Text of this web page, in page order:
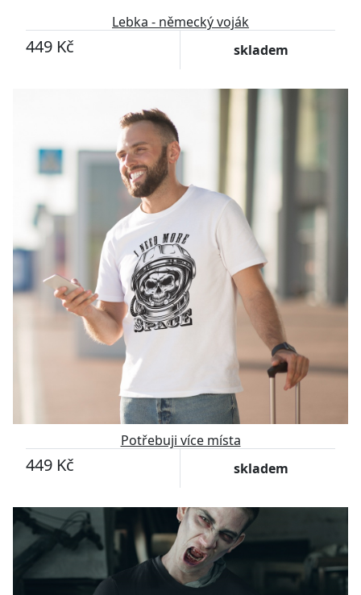
Lebka - německý voják
449 Kč skladem
Potřebuji více místa
449 Kč skladem